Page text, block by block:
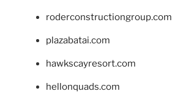
roderconstructiongroup.com
plazabatai.com
hawkscayresort.com
hellonquads.com